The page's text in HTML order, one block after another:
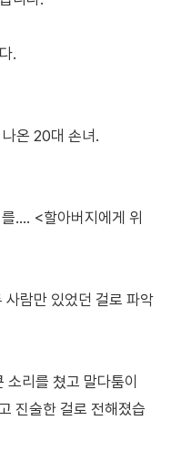
.
온 20대 손녀.
…. <할아버지에게 위
사람만 있었던 걸로 파악
소리를 쳤고 말다툼이
진술한 걸로 전해졌습